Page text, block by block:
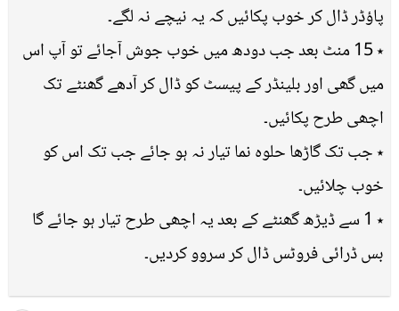
پاؤڈر ڈال کر خوب پکائیں کہ یہ نیچے نہ لگے۔
٭ 15 منٹ بعد جب دودھ میں خوب جوش آجائے تو آپ اس
میں گھی اور بلینڈر کے پیسٹ کو ڈال کر آدھے گھنٹے تک
اچھی طرح پکائیں۔
٭ جب تک گاڑھا حلوہ نما تیار نہ ہو جائے جب تک اس کو
خوب چلائیں۔
٭ 1 سے ڈیڑھ گھنٹے کے بعد یہ اچھی طرح تیار ہو جائے گا
بس ڈرائی فروٹس ڈال کر سروو کردیں۔